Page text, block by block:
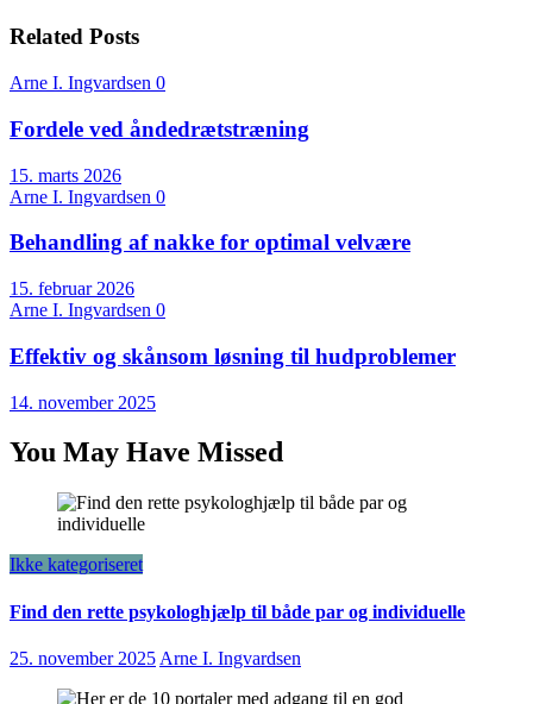
Related Posts
Arne I. Ingvardsen 0
Fordele ved åndedrætstræning
15. marts 2026
Arne I. Ingvardsen 0
Behandling af nakke for optimal velvære
15. februar 2026
Arne I. Ingvardsen 0
Effektiv og skånsom løsning til hudproblemer
14. november 2025
You May Have Missed
Ikke kategoriseret
Find den rette psykologhjælp til både par og individuelle
25. november 2025 Arne I. Ingvardsen